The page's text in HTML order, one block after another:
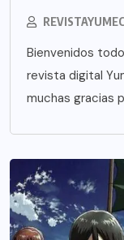
Bienvenidos
revista digital
muchas gracias